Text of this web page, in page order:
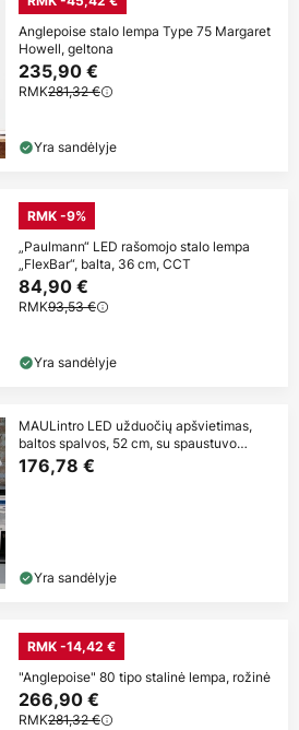
Anglepoise stalo lempa Type 75 Margaret
Howell, geltona
235,90 €
RMK281,32 €
Yra sandėlyje
RMK -9%
„Paulmann“ LED rašomojo stalo lempa
„FlexBar“, balta, 36 cm, CCT
84,90 €
RMK93,53 €
Yra sandėlyje
MAULintro LED užduočių apšvietimas,
baltos spalvos, 52 cm, su spaustuvo
pagrindu
176,78 €
Yra sandėlyje
RMK -14,42 €
"Anglepoise" 80 tipo stalinė lempa, rožinė
266,90 €
RMK281,32 €